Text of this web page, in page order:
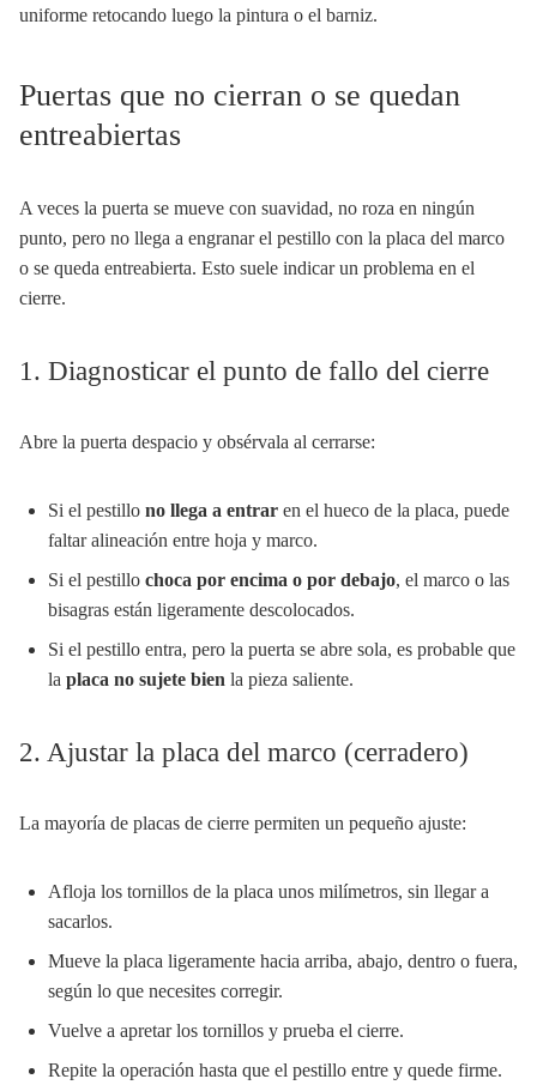
uniforme retocando luego la pintura o el barniz.
Puertas que no cierran o se quedan
entreabiertas
A veces la puerta se mueve con suavidad, no roza en ningún
punto, pero no llega a engranar el pestillo con la placa del marco
o se queda entreabierta. Esto suele indicar un problema en el
cierre.
1. Diagnosticar el punto de fallo del cierre
Abre la puerta despacio y obsérvala al cerrarse:
Si el pestillo no llega a entrar en el hueco de la placa, puede
faltar alineación entre hoja y marco.
Si el pestillo choca por encima o por debajo, el marco o las
bisagras están ligeramente descolocados.
Si el pestillo entra, pero la puerta se abre sola, es probable que
la placa no sujete bien la pieza saliente.
2. Ajustar la placa del marco (cerradero)
La mayoría de placas de cierre permiten un pequeño ajuste:
Afloja los tornillos de la placa unos milímetros, sin llegar a
sacarlos.
Mueve la placa ligeramente hacia arriba, abajo, dentro o fuera,
según lo que necesites corregir.
Vuelve a apretar los tornillos y prueba el cierre.
Repite la operación hasta que el pestillo entre y quede firme.